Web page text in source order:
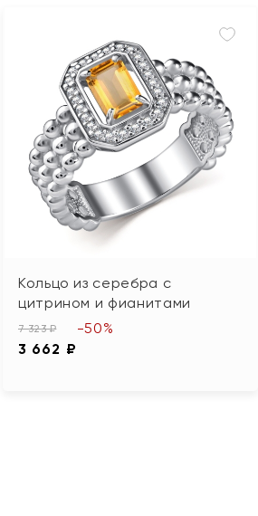
Кольцо из серебра с
цитрином и фианитами
7 323 ₽
3 662 ₽
-50%